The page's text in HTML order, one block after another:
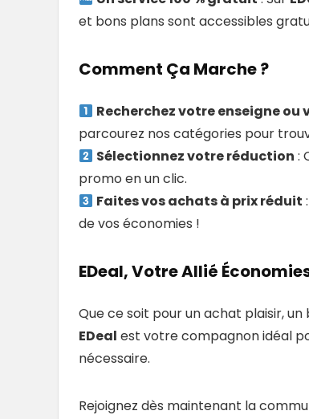
et bons plans sont accessibles
Comment Ça Marche ?
Recherchez votre enseigne
parcourez nos catégories pour
Sélectionnez votre réduction :
promo en un clic.
Faites vos achats à prix réduit
de vos économies !
EDeal, Votre Allié
Que ce soit pour un achat plaisir,
EDeal est votre compagnon idéal
nécessaire.
Rejoignez dès maintenant la